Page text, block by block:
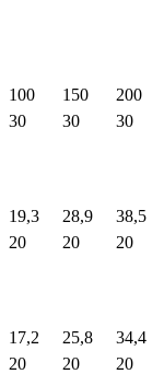
100 150
200
30 30 30
19,3 28,9
38,5
20 20 20
17,2 25,8
34,4
20 20 20